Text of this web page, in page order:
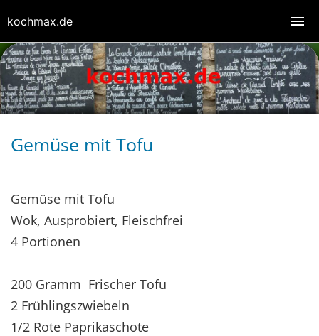
Gemüse mit Tofu
Gemüse mit Tofu
Wok, Ausprobiert, Fleischfrei
4 Portionen
200 Gramm Frischer Tofu
2 Frühlingszwiebeln
1/2 Rote Paprikaschote
kochmax.de